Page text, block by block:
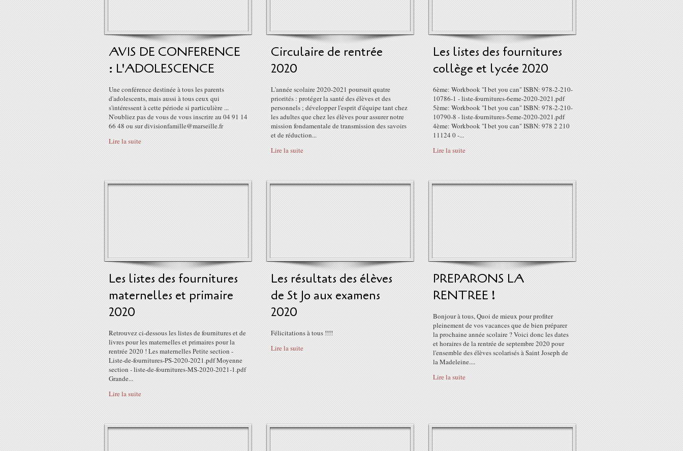
AVIS DE CONFERENCE
: L'ADOLESCENCE
Une conférence destinée à tous les parents
d'adolescents, mais aussi à tous ceux qui
s'intéressent à cette période si particulière ...
N'oubliez pas de vous de vous inscrire au 04 91 14
66 48 ou sur divisionfamille@marseille.fr
Lire la suite
Circulaire de rentrée
2020
L'année scolaire 2020-2021 poursuit quatre
priorités : protéger la santé des élèves et des
personnels ; développer l'esprit d'équipe tant chez
les adultes que chez les élèves pour assurer notre
mission fondamentale de transmission des savoirs
et de réduction...
Lire la suite
Les listes des fournitures
collège et lycée 2020
6ème: Workbook "I bet you can" ISBN: 978-2-210-
10786-1 - liste-fournitures-6eme-2020-2021.pdf
5ème: Workbook "I bet you can" ISBN: 978-2-210-
10790-8 - liste-fournitures-5eme-2020-2021.pdf
4ème: Workbook "I bet you can" ISBN: 978 2 210
11124 0 -...
Lire la suite
Les listes des fournitures
maternelles et primaire
2020
Retrouvez ci-dessous les listes de fournitures et de
livres pour les maternelles et primaires pour la
rentrée 2020 ! Les maternelles Petite section -
Liste-de-fournitures-PS-2020-2021.pdf Moyenne
section - liste-de-fournitures-MS-2020-2021-1.pdf
Grande...
Lire la suite
Les résultats des élèves
de St Jo aux examens
2020
Félicitations à tous !!!!
Lire la suite
PREPARONS LA
RENTREE !
Bonjour à tous, Quoi de mieux pour profiter
pleinement de vos vacances que de bien préparer
la prochaine année scolaire ? Voici donc les dates
et horaires de la rentrée de septembre 2020 pour
l'ensemble des élèves scolarisés à Saint Joseph de
la Madeleine....
Lire la suite